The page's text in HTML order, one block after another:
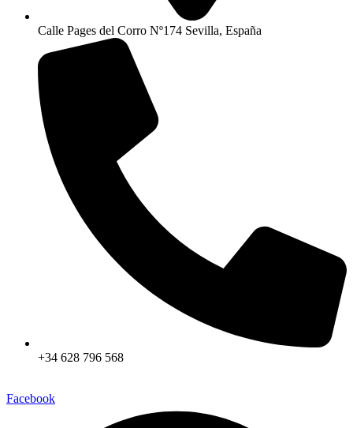
Calle Pages del Corro Nº174 Sevilla, España
+34 628 796 568
Facebook